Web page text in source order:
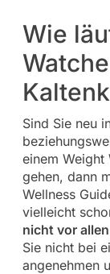
Wie
Sind Sie neu
einem Weight
gehen, dann
Wellness
vielleicht
nicht vor
Sie nicht bei
angenehmen